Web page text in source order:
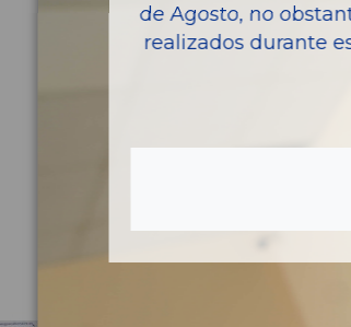
de Agosto, no
realizados durante